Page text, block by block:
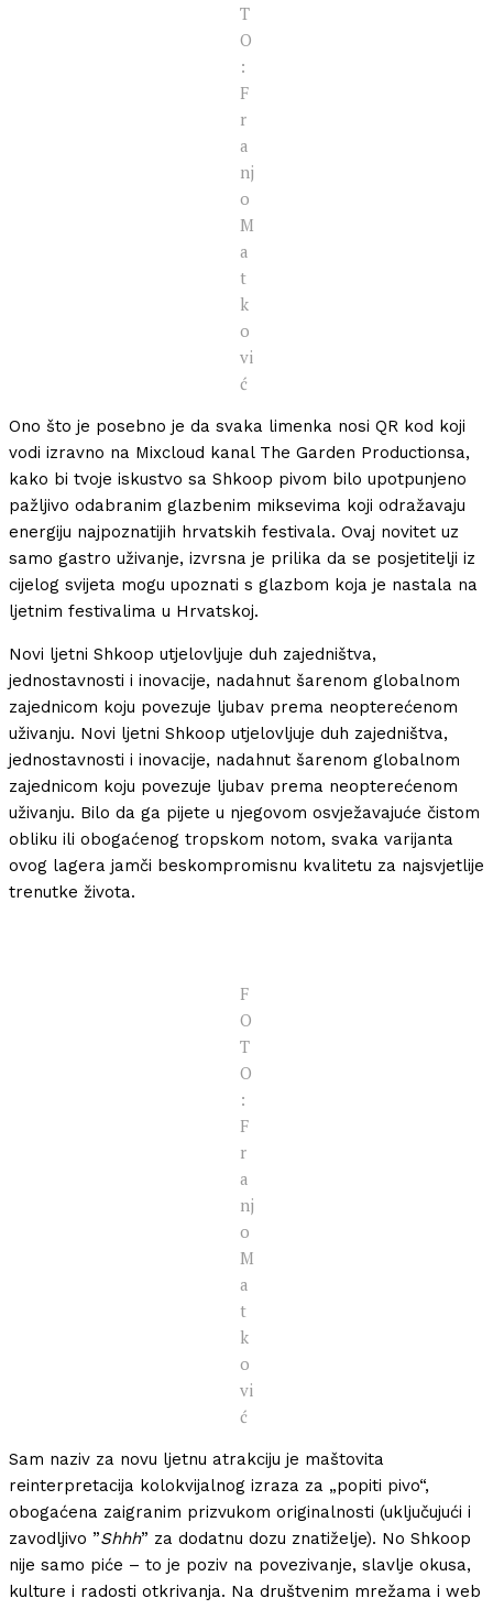
T
O
:
F
r
a
nj
o
M
a
t
k
o
vi
ć
Ono što je posebno je da svaka limenka nosi QR kod koji
vodi izravno na Mixcloud kanal The Garden Productionsa,
kako bi tvoje iskustvo sa Shkoop pivom bilo upotpunjeno
pažljivo odabranim glazbenim miksevima koji odražavaju
energiju najpoznatijih hrvatskih festivala. Ovaj novitet uz
samo gastro uživanje, izvrsna je prilika da se posjetitelji iz
cijelog svijeta mogu upoznati s glazbom koja je nastala na
ljetnim festivalima u Hrvatskoj.
Novi ljetni Shkoop utjelovljuje duh zajedništva,
jednostavnosti i inovacije, nadahnut šarenom globalnom
zajednicom koju povezuje ljubav prema neopterećenom
uživanju. Novi ljetni Shkoop utjelovljuje duh zajedništva,
jednostavnosti i inovacije, nadahnut šarenom globalnom
zajednicom koju povezuje ljubav prema neopterećenom
uživanju. Bilo da ga pijete u njegovom osvježavajuće čistom
obliku ili obogaćenog tropskom notom, svaka varijanta
ovog lagera jamči beskompromisnu kvalitetu za najsvjetlije
trenutke života.
F
O
T
O
:
F
r
a
nj
o
M
a
t
k
o
vi
ć
Sam naziv za novu ljetnu atrakciju je maštovita
reinterpretacija kolokvijalnog izraza za „popiti pivo“,
obogaćena zaigranim prizvukom originalnosti (uključujući i
zavodljivo ”Shhh” za dodatnu dozu znatiželje). No Shkoop
nije samo piće – to je poziv na povezivanje, slavlje okusa,
kulture i radosti otkrivanja. Na društvenim mrežama i web